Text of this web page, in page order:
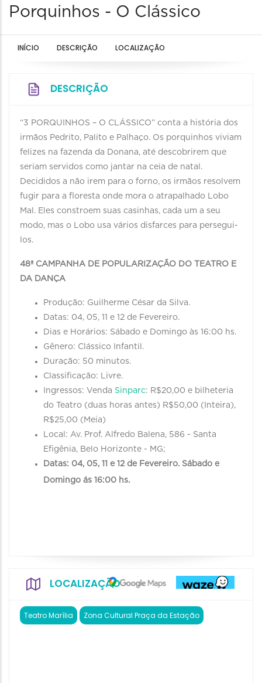
Porquinhos - O Clássico
INÍCIO DESCRIÇÃO LOCALIZAÇÃO
DESCRIÇÃO
“3 PORQUINHOS – O CLÁSSICO” conta a história dos
irmãos Pedrito, Palito e Palhaço. Os porquinhos viviam
felizes na fazenda da Donana, até descobrirem que
seriam servidos como jantar na ceia de natal.
Decididos a não irem para o forno, os irmãos resolvem
fugir para a floresta onde mora o atrapalhado Lobo
Mal. Eles constroem suas casinhas, cada um a seu
modo, mas o Lobo usa vários disfarces para persegui-
los.
48ª CAMPANHA DE POPULARIZAÇÃO DO TEATRO E
DA DANÇA
Produção: Guilherme César da Silva.
Datas: 04, 05, 11 e 12 de Fevereiro.
Dias e Horários: Sábado e Domingo às 16:00 hs.
Gênero: Clássico Infantil.
Duração: 50 minutos.
Classificação: Livre.
Ingressos: Venda Sinparc: R$20,00 e bilheteria
do Teatro (duas horas antes) R$50,00 (Inteira),
R$25,00 (Meia)
Local: Av. Prof. Alfredo Balena, 586 - Santa
Efigênia, Belo Horizonte - MG;
Datas: 04, 05, 11 e 12 de Fevereiro. Sábado e
Domingo ás 16:00 hs.
LOCALIZAÇÃO
Teatro Marília Zona Cultural Praça da Estação